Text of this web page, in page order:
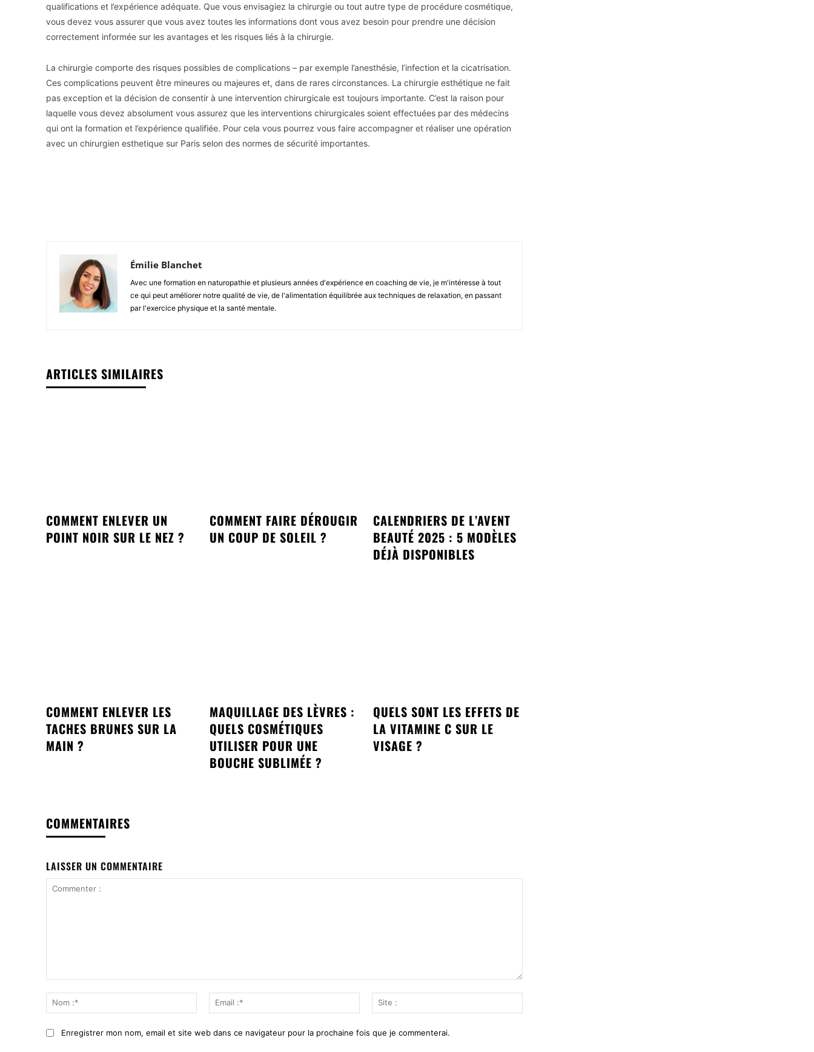
qualifications et l’expérience adéquate. Que vous envisagiez la chirurgie ou tout autre type de procédure cosmétique,
vous devez vous assurer que vous avez toutes les informations dont vous avez besoin pour prendre une décision
correctement informée sur les avantages et les risques liés à la chirurgie.
La chirurgie comporte des risques possibles de complications – par exemple l’anesthésie, l’infection et la cicatrisation.
Ces complications peuvent être mineures ou majeures et, dans de rares circonstances. La chirurgie esthétique ne fait
pas exception et la décision de consentir à une intervention chirurgicale est toujours importante. C’est la raison pour
laquelle vous devez absolument vous assurez que les interventions chirurgicales soient effectuées par des médecins
qui ont la formation et l’expérience qualifiée. Pour cela vous pourrez vous faire accompagner et réaliser une opération
avec un chirurgien esthetique sur Paris selon des normes de sécurité importantes.
Émilie Blanchet
Avec une formation en naturopathie et plusieurs années d'expérience en coaching de vie, je m'intéresse à tout
ce qui peut améliorer notre qualité de vie, de l'alimentation équilibrée aux techniques de relaxation, en passant
par l'exercice physique et la santé mentale.
ARTICLES SIMILAIRES
COMMENT ENLEVER UN
POINT NOIR SUR LE NEZ ?
COMMENT FAIRE DÉROUGIR
UN COUP DE SOLEIL ?
CALENDRIERS DE L’AVENT
BEAUTÉ 2025 : 5 MODÈLES
DÉJÀ DISPONIBLES
COMMENT ENLEVER LES
TACHES BRUNES SUR LA
MAIN ?
MAQUILLAGE DES LÈVRES :
QUELS COSMÉTIQUES
UTILISER POUR UNE
BOUCHE SUBLIMÉE ?
QUELS SONT LES EFFETS DE
LA VITAMINE C SUR LE
VISAGE ?
COMMENTAIRES
LAISSER UN COMMENTAIRE
:*
Email
:*
:
Enregistrer mon nom, email et site web dans ce navigateur pour la prochaine fois que je commenterai.